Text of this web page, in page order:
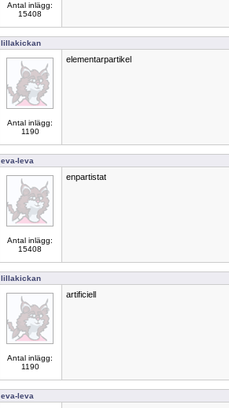
Antal inlägg:
15408
lillakickan
Antal inlägg:
1190
elementarpartikel
eva-leva
Antal inlägg:
15408
enpartistat
lillakickan
Antal inlägg:
1190
artificiell
eva-leva